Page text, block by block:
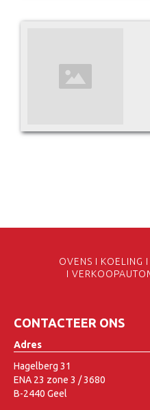
OVENS I KOELING
I
CONTACTEER ONS
Adres
Hagelberg 31
ENA 23 zone 3 / 3680
B-2440 Geel